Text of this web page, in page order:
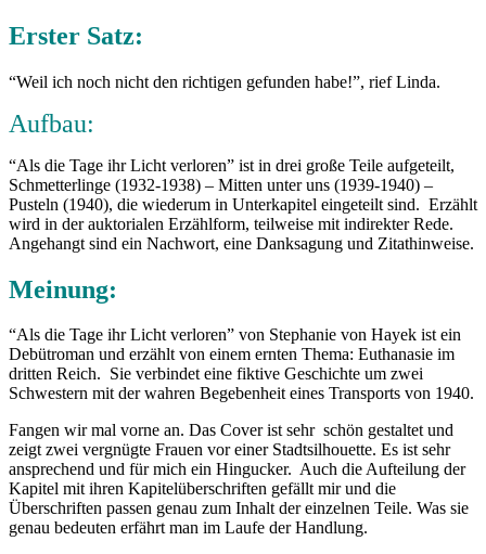
Erster Satz:
“Weil ich noch nicht den richtigen gefunden habe!”, rief Linda.
Aufbau:
“Als die Tage ihr Licht verloren” ist in drei große Teile aufgeteilt,
Schmetterlinge (1932-1938) – Mitten unter uns (1939-1940) –
Pusteln (1940), die wiederum in Unterkapitel eingeteilt sind. Erzählt
wird in der auktorialen Erzählform, teilweise mit indirekter Rede.
Angehangt sind ein Nachwort, eine Danksagung und Zitathinweise.
Meinung:
“Als die Tage ihr Licht verloren” von Stephanie von Hayek ist ein
Debütroman und erzählt von einem ernten Thema: Euthanasie im
dritten Reich. Sie verbindet eine fiktive Geschichte um zwei
Schwestern mit der wahren Begebenheit eines Transports von 1940.
Fangen wir mal vorne an. Das Cover ist sehr schön gestaltet und
zeigt zwei vergnügte Frauen vor einer Stadtsilhouette. Es ist sehr
ansprechend und für mich ein Hingucker. Auch die Aufteilung der
Kapitel mit ihren Kapitelüberschriften gefällt mir und die
Überschriften passen genau zum Inhalt der einzelnen Teile. Was sie
genau bedeuten erfährt man im Laufe der Handlung.